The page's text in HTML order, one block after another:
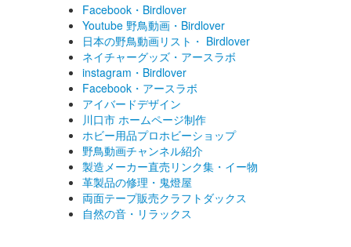
Facebook・Birdlover
Youtube 野鳥動画・Birdlover
日本の野鳥動画リスト・ Birdlover
ネイチャーグッズ・アースラボ
instagram・Birdlover
Facebook・アースラボ
アイバードデザイン
川口市 ホームページ制作
ホビー用品プロホビーショップ
野鳥動画チャンネル紹介
製造メーカー直売リンク集・イー物
革製品の修理・鬼燈屋
両面テープ販売クラフトダックス
自然の音・リラックス